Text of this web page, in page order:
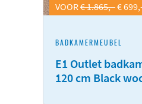
VOOR€ 1.865,-€
BADKAMERMEUBEL
E1 Outlet
120 cm Black